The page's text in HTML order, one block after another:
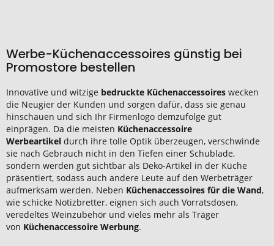
Werbe-Küchenaccessoires günstig bei
Promostore bestellen
Innovative und witzige bedruckte Küchenaccessoires wecken
die Neugier der Kunden und sorgen dafür, dass sie genau
hinschauen und sich Ihr Firmenlogo demzufolge gut
einprägen. Da die meisten Küchenaccessoire
Werbeartikel durch ihre tolle Optik überzeugen, verschwinde
sie nach Gebrauch nicht in den Tiefen einer Schublade,
sondern werden gut sichtbar als Deko-Artikel in der Küche
präsentiert, sodass auch andere Leute auf den Werbeträger
aufmerksam werden. Neben Küchenaccessoires für die Wand,
wie schicke Notizbretter, eignen sich auch Vorratsdosen,
veredeltes Weinzubehör und vieles mehr als Träger
von Küchenaccessoire Werbung.